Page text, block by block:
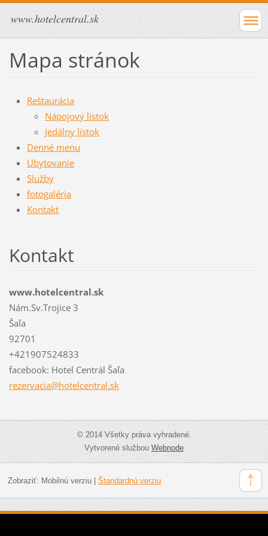
www.hotelcentral.sk
Mapa stránok
Reštaurácia
Nápojový lístok
Jedálny lístok
Denné menu
Ubytovanie
Služby
fotogaléria
Kontakt
Kontakt
www.hotelcentral.sk
Nám.Sv.Trojice 3
Šaľa
92701
+421907524833
facebook: Hotel Centrál Šaľa
rezervacia@hotelcentral.sk
© 2014 Všetky práva vyhradené.
Vytvorené službouWebnode
Zobraziť: Mobilnú verziu| Štandardnú verziu